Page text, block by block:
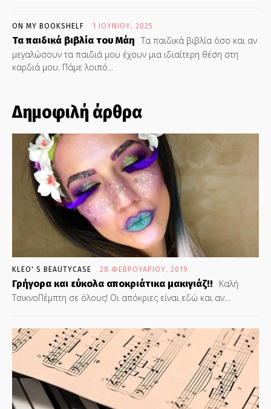
ON MY BOOKSHELF 1 ΙΟΥΝΊΟΥ, 2025
Τα παιδικά βιβλία του Μάη Τα παιδικά βιβλία όσο και αν
μεγαλώσουν τα παιδιά μου έχουν μια ιδιαίτερη θέση στη
καρδιά μου. Πάμε λοιπό...
Δημοφιλή άρθρα
KLEO' S BEAUTYCASE 28 ΦΕΒΡΟΥΑΡΊΟΥ, 2019
Γρήγορα και εύκολα αποκριάτικα μακιγιάζ!!
Καλή
ΤσικνοΠέμπτη σε όλους! Οι απόκριες είναι εδώ και αν...